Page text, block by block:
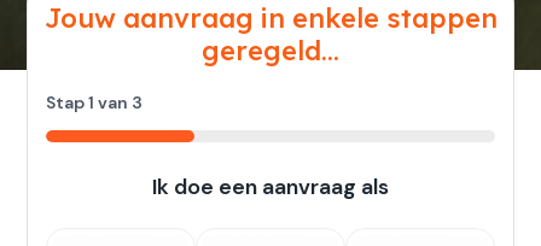
Jouw aanvraag in enkele stappen
geregeld...
Stap1 van 3
33%
Ik doe een aanvraag als